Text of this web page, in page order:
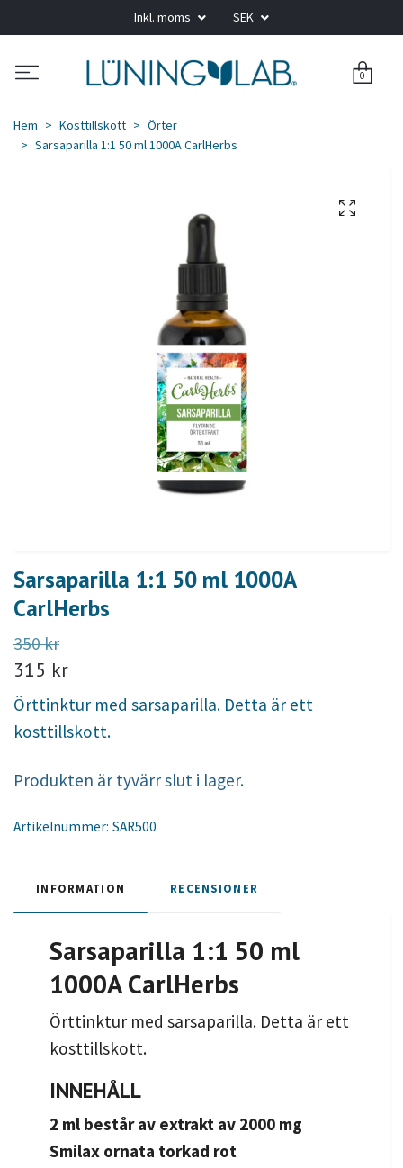
Inkl. moms SEK
0
Hem Kosttillskott
Örter
Sarsaparilla 1:1 50 ml 1000A CarlHerbs
Sarsaparilla 1:1 50 ml 1000A
CarlHerbs
350 kr
315 kr
Örttinktur med sarsaparilla. Detta är ett
kosttillskott.
Produkten är tyvärr slut i lager.
Artikelnummer: SAR500
INFORMATION RECENSIONER
Sarsaparilla 1:1 50 ml
1000A CarlHerbs
Örttinktur med sarsaparilla. Detta är ett
kosttillskott.
INNEHÅLL
2 ml består av extrakt av 2000 mg
Smilax ornata torkad rot